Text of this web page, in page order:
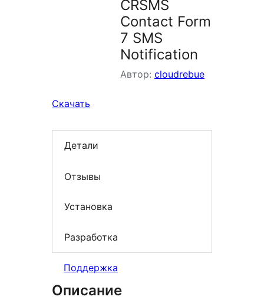
CRSMS
Contact Form
7 SMS
Notification
Автор: cloudrebue
Скачать
Детали
Отзывы
Установка
Разработка
Поддержка
Описание